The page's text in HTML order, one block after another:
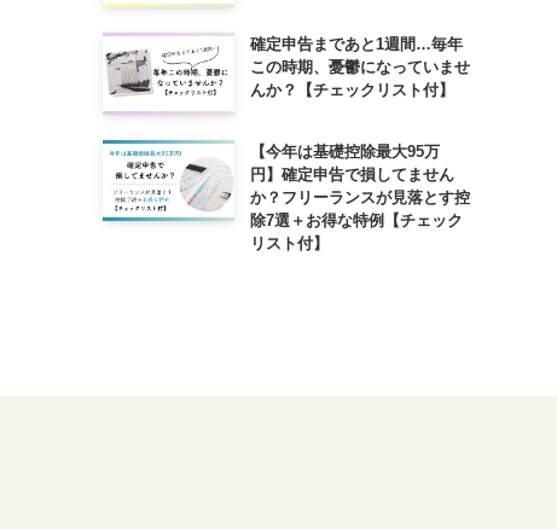
確定申告まであと1週間…毎年
この時期、憂鬱になっていませ
んか？【チェックリスト付】
【今年は基礎控除最大95万
円】確定申告で損してません
か？フリーランスが見落とす控
除7選＋お得な特例【チェック
リスト付】